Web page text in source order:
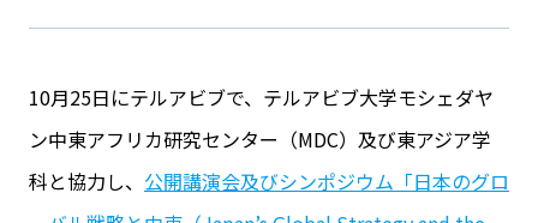
10月25日にテルアビブで、テルアビブ大学モシェダヤ
ン中東アフリカ研究センター（MDC）及び東アジア学
科と協力し、 公開講演会及びシンポジウム「日本のグロ